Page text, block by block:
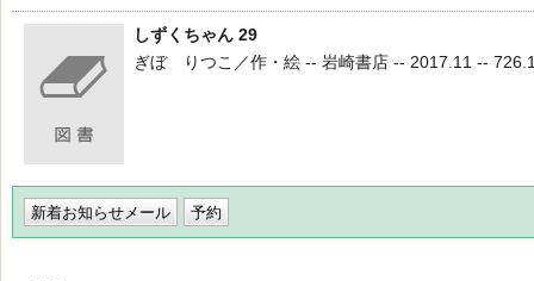
しずくちゃん 29
ぎぼ りつこ／作・絵 -- 岩崎書店 -- 2017.11 --
新着お知らせメール